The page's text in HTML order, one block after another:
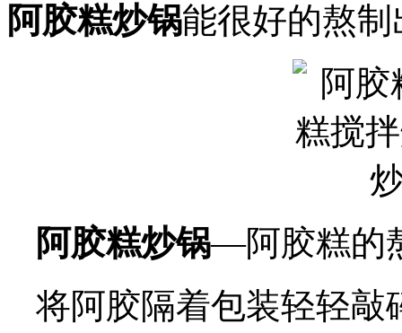
阿胶糕炒锅能很好的熬
阿胶糕炒锅—阿胶糕的
将阿胶隔着包装轻轻敲